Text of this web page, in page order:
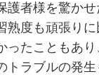
護者様を驚かせ
熟度も頑張り
ったこともあ
トラブルの発生